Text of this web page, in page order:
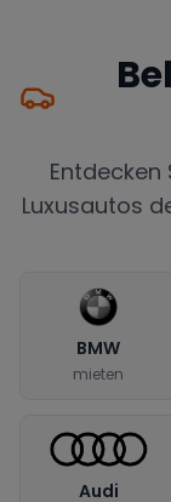
Luxusautos
BMW
mieten
Audi